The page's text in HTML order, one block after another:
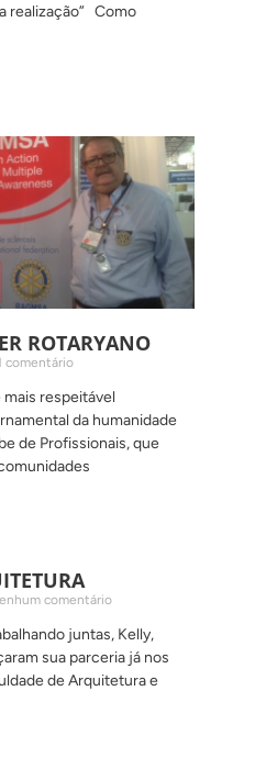
realização” Como
ROTARYANO
comentário
mais respeitável
da humanidade
de Profissionais, que
comentário
juntas, Kelly,
sua parceria já nos
de Arquitetura e